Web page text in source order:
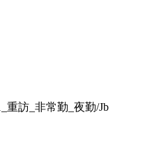
重訪_非常勤_夜勤/Jb